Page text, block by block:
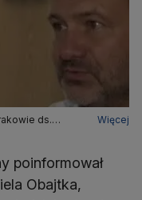
ds.
w sprawie
Więcej
poinformował
Obajtka,